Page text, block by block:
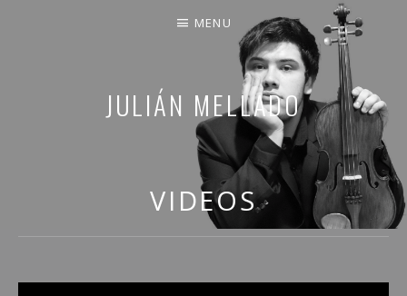
JULIÁN MELLADO
COMPARTO PARTE DE MI VIDA
MENU
VIDEOS